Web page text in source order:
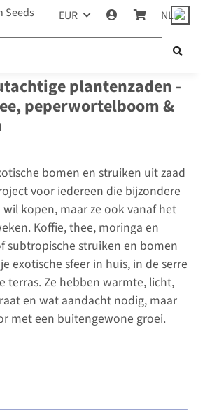
EUR NL
plantenzaden -
peperwortelboom &
bomen en struiken uit zaad
voor iedereen die bijzondere
kopen, maar ze ook vanaf het
Koffie, thee, moringa en
subtropische struiken en bomen
exotische sfeer in huis, in de serre
terras. Ze hebben warmte, licht,
en wat aandacht nodig, maar
met een buitengewone groei.